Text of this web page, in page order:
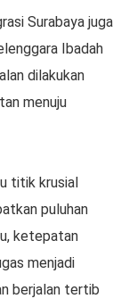
Surabaya juga
Ibadah
dilakukan
menuju
titik krusial
puluhan
ketepatan
menjadi
berjalan tertib